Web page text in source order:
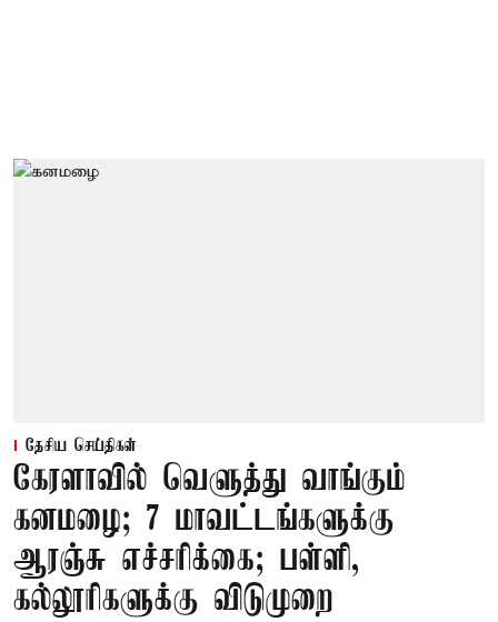
தேசிய செய்திகள்
கேரளாவில் வெளுத்து வாங்கும்
கனமழை; 7 மாவட்டங்களுக்கு
ஆரஞ்சு எச்சரிக்கை; பள்ளி,
கல்லூரிகளுக்கு விடுமுறை